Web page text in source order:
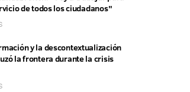
de todos los ciudadanos"
y la descontextualización
la frontera durante la crisis